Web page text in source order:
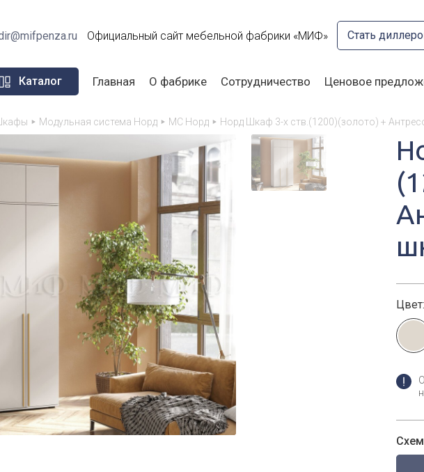
Официальный сайт мебельной фабрики «МИФ» Стать
Каталог Главная О фабрике Сотрудничество Ценовое
Шкафы Модульная система Норд МС Норд Норд Шкаф 3-х ств.(1200)(золото) +
Цвет: